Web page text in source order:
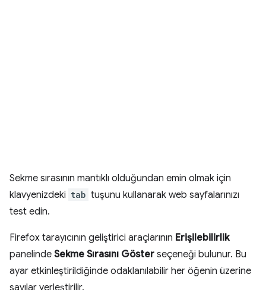
Sekme sırasının mantıklı olduğundan emin olmak için
klavyenizdeki tab tuşunu kullanarak web sayfalarınızı
test edin.
Firefox tarayıcının geliştirici araçlarının Erişilebilirlik
panelinde Sekme Sırasını Göster seçeneği bulunur. Bu
ayar etkinleştirildiğinde odaklanılabilir her öğenin üzerine
sayılar yerleştirilir.